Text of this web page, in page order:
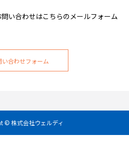
い合わせはこちらのメールフォーム
い合わせフォーム
© 株式会社ウェルディ